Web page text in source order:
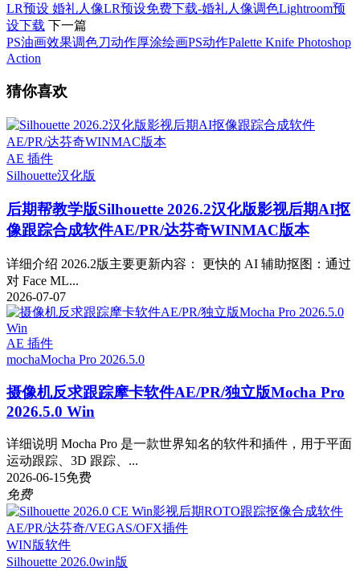
LR预设 婚礼人像LR预设免费下载-婚礼人像调色Lightroom预
设下载 下一篇
PS油画效果调色刀动作厚涂绘画PS动作Palette Knife Photoshop
Action
猜你喜欢
AE 插件
Silhouette汉化版
后期帮教学版Silhouette 2026.2汉化版影视后期AI抠
像跟踪合成软件AE/PR/达芬奇WINMAC版本
详细介绍 2026.2版主要更新内容： 更快的 AI 辅助抠图：通过
对 Face ML...
2026-07-07
AE 插件
mochaMocha Pro 2026.5.0
摄像机反求跟踪摩卡软件AE/PR/独立版Mocha Pro
2026.5.0 Win
详细说明 Mocha Pro 是一款世界知名的软件和插件，用于平面
运动跟踪、3D 跟踪、...
2026-06-15免费
免费
WIN版软件
Silhouette 2026.0win版